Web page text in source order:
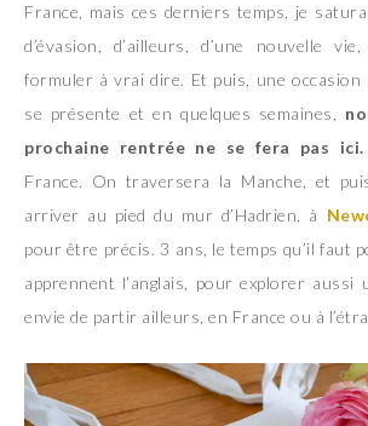
France, mais ces derniers temps, je
d’évasion, d’ailleurs, d’une nouvelle
formuler à vrai dire. Et puis, une occasion
se présente et en quelques semaines,
prochaine rentrée ne se fera pas ici.
France. On traversera la Manche, et
arriver au pied du mur d’Hadrien, à
pour être précis. 3 ans, le temps qu’il faut
apprennent l’anglais, pour explorer aussi
envie de partir ailleurs, en France ou à